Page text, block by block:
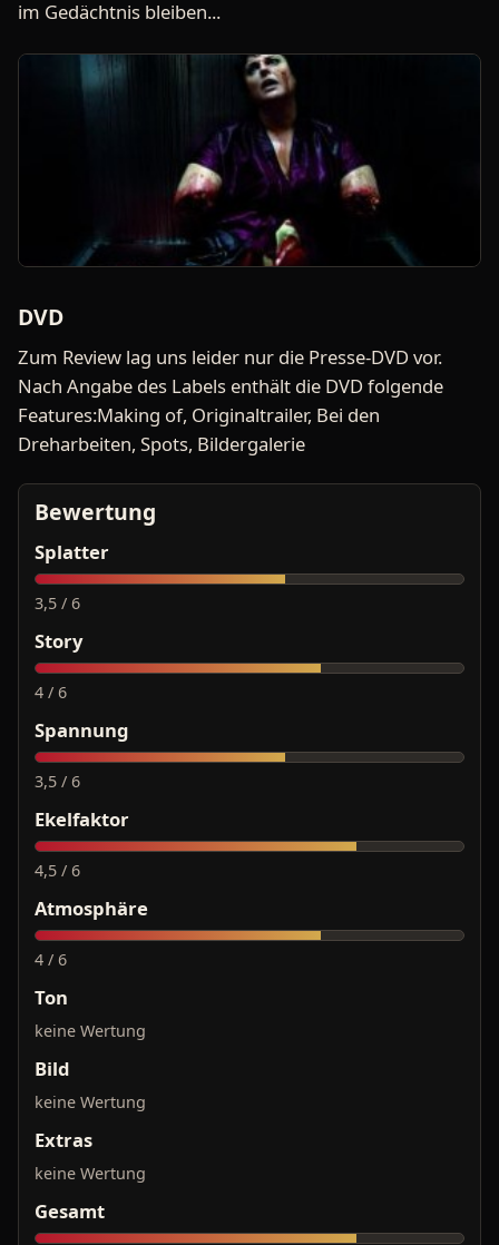
im Gedächtnis bleiben...
DVD
Zum Review lag uns leider nur die Presse-DVD vor.
Nach Angabe des Labels enthält die DVD folgende
Features:Making of, Originaltrailer, Bei den
Dreharbeiten, Spots, Bildergalerie
Bewertung
Splatter
3,5 / 6
Story
4 / 6
Spannung
3,5 / 6
Ekelfaktor
4,5 / 6
Atmosphäre
4 / 6
Ton
keine Wertung
Bild
keine Wertung
Extras
keine Wertung
Gesamt